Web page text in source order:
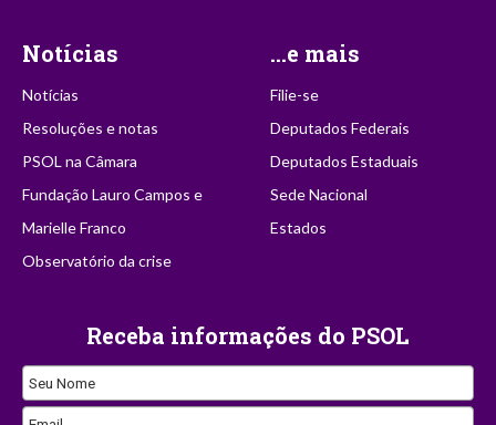
Notícias
Notícias
Resoluções e notas
PSOL na Câmara
Fundação Lauro Campos e
Marielle Franco
Observatório da crise
...e mais
Filie-se
Deputados Federais
Deputados Estaduais
Sede Nacional
Estados
Receba informações do PSOL
Seu Nome